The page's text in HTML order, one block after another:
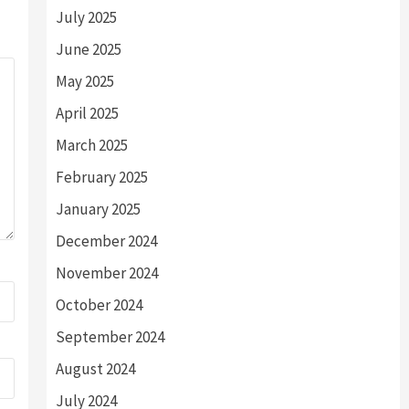
July 2025
June 2025
May 2025
April 2025
March 2025
February 2025
January 2025
December 2024
November 2024
October 2024
September 2024
August 2024
July 2024